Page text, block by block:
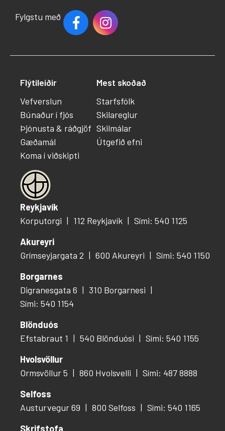
Fylgstu með
Reykjavík
Korputorgi
112 Reykjavík
Sími: 540 1125
Akureyri
Grímseyjargata 2
600 Akureyri
Sími: 540 1150
Borgarnes
Digranesgata 6
310 Borgarnesi
Sími: 540 1154
Blönduós
Efstabraut 1
540 Blönduósi
Sími: 540 1155
Hvolsvöllur
Ormsvöllur 5
860 Hvolsvelli
Sími: 487 8888
Selfoss
Austurvegur 69
800 Selfoss
Sími: 540 1165
Skrifstofa
Flýtileiðir
Vefverslun
Búnaður í fjós
Þjónusta & ráðgjöf
Gæðamál
Koma í viðskipti
Mest skoðað
Starfsfólk
Skilareglur
Skilmálar
Útgefið efni